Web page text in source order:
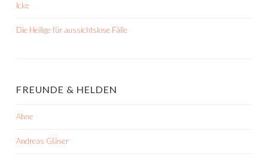
Icke
Die Heilige für aussichtslose Fälle
FREUNDE & HELDEN
Ahne
Andreas Gläser